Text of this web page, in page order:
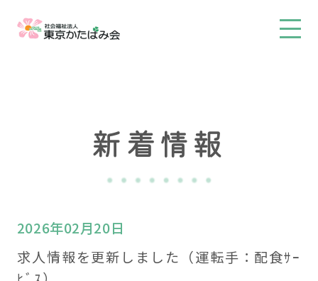
新着情報
2026年02月20日
求人情報を更新しました（運転手：配食ｻｰ